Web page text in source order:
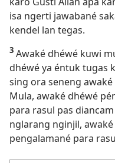
isa ngerti jawabané
kendel lan tegas.
3 Awaké dhéwé kuwi
dhéwé ya éntuk tugas
sing ora seneng
Mula, awaké dhéwé
para rasul pas
nglarang nginjil,
pengalamané para